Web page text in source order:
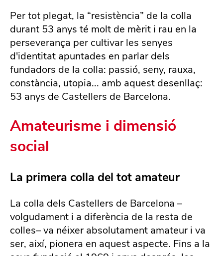
Per tot plegat, la “resistència” de la colla
durant 53 anys té molt de mèrit i rau en la
perseverança per cultivar les senyes
d'identitat apuntades en parlar dels
fundadors de la colla: passió, seny, rauxa,
constància, utopia... amb aquest desenllaç:
53 anys de Castellers de Barcelona.
Amateurisme i dimensió
social
La primera colla del tot amateur
La colla dels Castellers de Barcelona –
volgudament i a diferència de la resta de
colles– va néixer absolutament amateur i va
ser, així, pionera en aquest aspecte. Fins a la